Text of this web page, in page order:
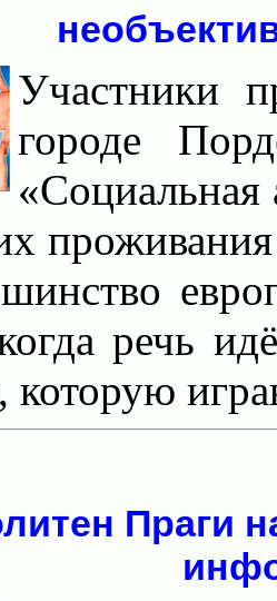
Участники
городе
«Социальная
речь
которую
Праги